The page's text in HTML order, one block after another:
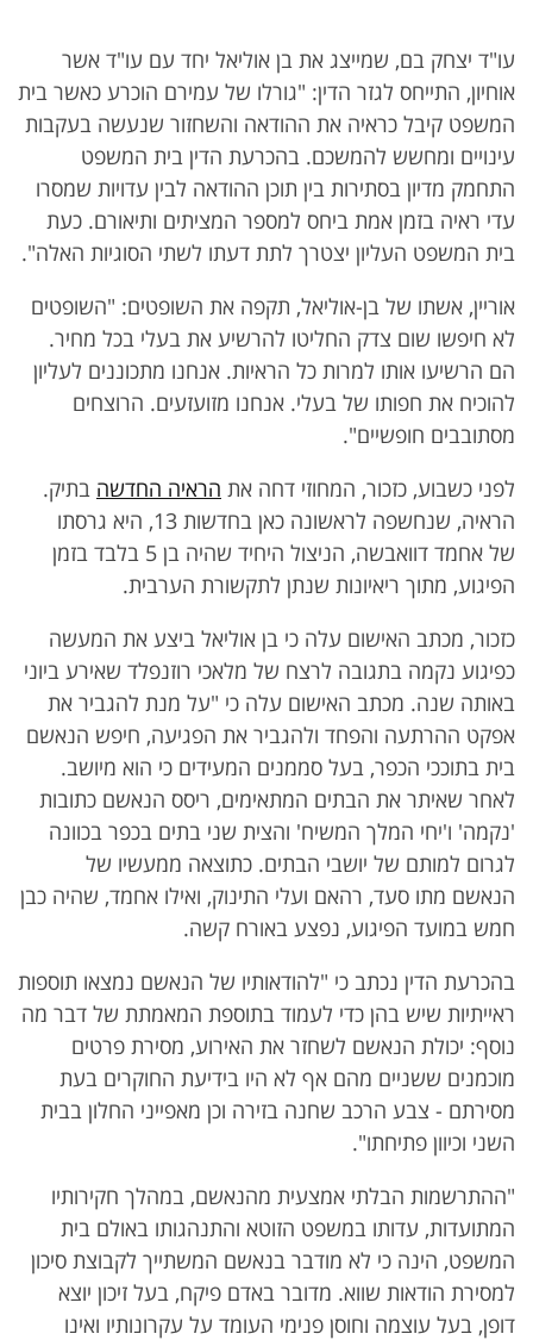
עו"ד יצחק בם, שמייצג את בן אוליאל יחד עם עו"ד אשר
אוחיון, התייחס לגזר הדין: "גורלו של עמירם הוכרע כאשר בית
המשפט קיבל כראיה את ההודאה והשחזור שנעשה בעקבות
עינויים ומחשש להמשכם. בהכרעת הדין בית המשפט
התחמק מדיון בסתירות בין תוכן ההודאה לבין עדויות שמסרו
עדי ראיה בזמן אמת ביחס למספר המציתים ותיאורם. כעת
בית המשפט העליון יצטרך לתת דעתו לשתי הסוגיות האלה".
אוריין, אשתו של בן-אוליאל, תקפה את השופטים: "השופטים
לא חיפשו שום צדק החליטו להרשיע את בעלי בכל מחיר.
הם הרשיעו אותו למרות כל הראיות. אנחנו מתכוננים לעליון
להוכיח את חפותו של בעלי. אנחנו מזועזעים. הרוצחים
מסתובבים חופשיים".
לפני כשבוע, כזכור, המחוזי דחה את הראיה החדשה בתיק.
הראיה, שנחשפה לראשונה כאן בחדשות 13, היא גרסתו
של אחמד דוואבשה, הניצול היחיד שהיה בן 5 בלבד בזמן
הפיגוע, מתוך ריאיונות שנתן לתקשורת הערבית.
כזכור, מכתב האישום עלה כי בן אוליאל ביצע את המעשה
כפיגוע נקמה בתגובה לרצח של מלאכי רוזנפלד שאירע ביוני
באותה שנה. מכתב האישום עלה כי "על מנת להגביר את
אפקט ההרתעה והפחד ולהגביר את הפגיעה, חיפש הנאשם
בית בתוככי הכפר, בעל סממנים המעידים כי הוא מיושב.
לאחר שאיתר את הבתים המתאימים, ריסס הנאשם כתובות
'נקמה' ו'יחי המלך המשיח' והצית שני בתים בכפר בכוונה
לגרום למותם של יושבי הבתים. כתוצאה ממעשיו של
הנאשם מתו סעד, רהאם ועלי התינוק, ואילו אחמד, שהיה כבן
חמש במועד הפיגוע, נפצע באורח קשה.
בהכרעת הדין נכתב כי "להודאותיו של הנאשם נמצאו תוספות
ראייתיות שיש בהן כדי לעמוד בתוספת המאמתת של דבר מה
נוסף: יכולת הנאשם לשחזר את האירוע, מסירת פרטים
מוכמנים ששניים מהם אף לא היו בידיעת החוקרים בעת
מסירתם - צבע הרכב שחנה בזירה וכן מאפייני החלון בבית
השני וכיוון פתיחתו".
"ההתרשמות הבלתי אמצעית מהנאשם, במהלך חקירותיו
המתועדות, עדותו במשפט הזוטא והתנהגותו באולם בית
המשפט, הינה כי לא מודבר בנאשם המשתייך לקבוצת סיכון
למסירת הודאות שווא. מדובר באדם פיקח, בעל זיכון יוצא
דופן, בעל עוצמה וחוסן פנימי העומד על עקרונותיו ואינו